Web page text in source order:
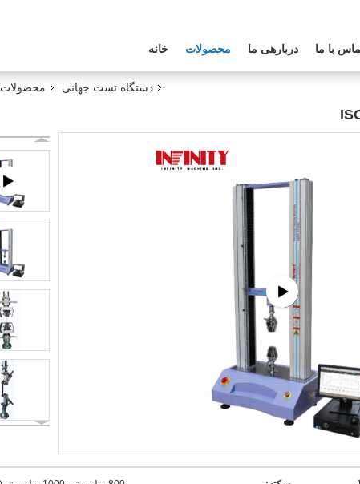
خانه محصولات دربارهی ما با ما
محصولات دستگاه تست جهانی